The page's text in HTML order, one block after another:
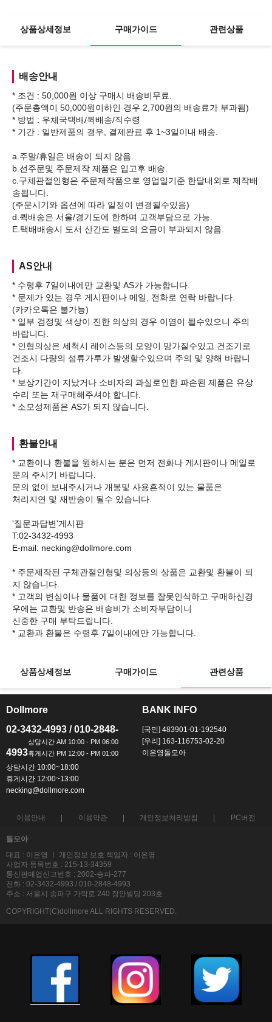
상품상세정보 구매가이드 관련상품
배송안내
* 조건 : 50,000원 이상 구매시 배송비무료.
(주문총액이 50,000원이하인 경우 2,700원의 배송료가 부과됨)
* 방법 : 우체국택배/퀵배송/직수령
* 기간 : 일반제품의 경우, 결제완료 후 1~3일이내 배송.
a.주말/휴일은 배송이 되지 않음.
b.선주문및 주문제작 제품은 입고후 배송.
c.구체관절인형은 주문제작품으로 영업일기준 한달내외로 제작배
송됩니다.
(주문시기와 옵션에 따라 일정이 변경될수있음)
d.퀵배송은 서울/경기도에 한하며 고객부담으로 가능.
AS안내
* 수령후 7일이내에만 교환및 AS가 가능합니다.
* 문제가 있는 경우 게시판이나 메일, 전화로 연락 바랍니다.
(카카오톡은 불가능)
* 일부 검정및 색상이 진한 의상의 경우 이염이 될수있으니 주의
바랍니다.
* 인형의상은 세척시 레이스등의 모양이 망가질수있고 건조기로
건조시 다량의 섬류가루가 발생할수있으며 주의 및 양해 바랍니
다.
* 보상기간이 지났거나 소비자의 과실로인한 파손된 제품은 유상
수리 또는 재구매해주셔야 합니다.
환불안내
* 교환이나 환불을 원하시는 분은 먼저 전화나 게시판이나 메일로
문의 주시기 바랍니다.
문의 없이 보내주시거나 개봉및 사용흔적이 있는 물품은
처리지연 및 재반송이 될수 있습니다.
'질문과답변'게시판
T:02-3432-4993
E-mail: necking@dollmore.com
* 주문제작된 구체관절인형및 의상등의 상품은 교환및 환불이 되
지 않습니다.
* 고객의 변심이나 물품에 대한 정보를 잘못인식하고 구매하신경
우에는 교환및 반송은 배송비가 소비자부담이니
신중한 구매 부탁드립니다.
상품상세정보 구매가이드 관련상품
Dollmore
02-3432-4993 / 010-2848-
4993
상담시간 10:00~18:00
휴게시간 12:00~13:00
necking@dollmore.com
BANK INFO
[국민] 483901-01-192540
[우리] 163-116753-02-20
이은영돌모아
이용안내 이용약관 개인정보처리방침 PC버전
돌모아
대표 : 이은영 ㅣ 개인정보 보호 책임자 : 이은영
사업자 등록번호 : 215-13-34359
통신판매업신고번호 : 2002-송파-277
전화 : 02-3432-4993 / 010-2848-4993
주소 : 서울시 송파구 가락로 240 장안빌딩 203호
COPYRIGHT(C)dollmore ALL RIGHTS RESERVED.